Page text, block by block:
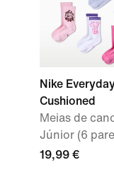
Nike
Cushioned
Meias de
Júnior (6
19,99 €